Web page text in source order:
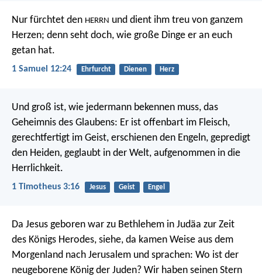
Nur fürchtet den HERRN und dient ihm treu von ganzem
Herzen; denn seht doch, wie große Dinge er an euch
getan hat.
1 Samuel 12:24 Ehrfurcht Dienen Herz
Und groß ist, wie jedermann bekennen muss, das
Geheimnis des Glaubens: Er ist offenbart im Fleisch,
gerechtfertigt im Geist, erschienen den Engeln, gepredigt
den Heiden, geglaubt in der Welt, aufgenommen in die
Herrlichkeit.
1 Timotheus 3:16 Jesus Geist Engel
Da Jesus geboren war zu Bethlehem in Judäa zur Zeit
des Königs Herodes, siehe, da kamen Weise aus dem
Morgenland nach Jerusalem und sprachen: Wo ist der
neugeborene König der Juden? Wir haben seinen Stern